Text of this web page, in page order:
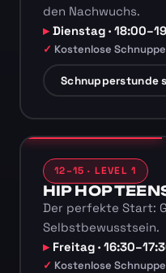
den Nachwuchs.
Dienstag ·
Kostenlose
Schnupperstunde
12–15 · LEVEL 1
HIP HOP
Der perfekte Start:
Selbstbewusstsein.
Freitag ·
Kostenlose